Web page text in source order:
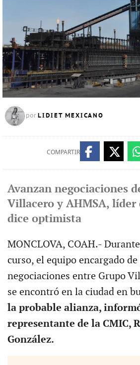
por LIDIET MEXICANO
COMPARTIR
Avanzan negociaciones
Villacero y AHMSA, líder
dice optimista
MONCLOVA, COAH.-
curso, el equipo encargado de
negociaciones entre Grupo
se encontró en la ciudad en
la probable alianza,
representante de la CMIC,
González.